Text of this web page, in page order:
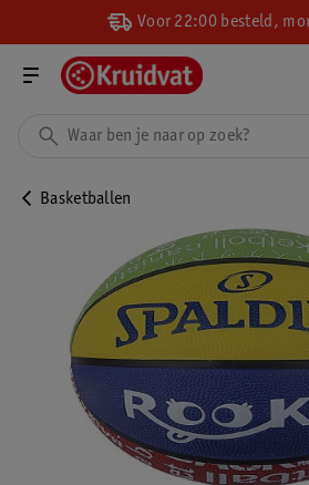
Voor 22:00 besteld,
Basketballen